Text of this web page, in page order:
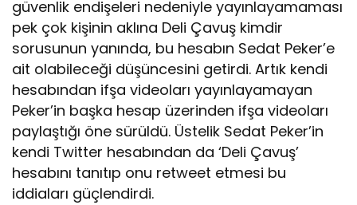
güvenlik endişeleri nedeniyle yayınlayamaması
pek çok kişinin aklına Deli Çavuş kimdir
sorusunun yanında, bu hesabın Sedat Peker’e
ait olabileceği düşüncesini getirdi. Artık kendi
hesabından ifşa videoları yayınlayamayan
Peker’in başka hesap üzerinden ifşa videoları
paylaştığı öne sürüldü. Üstelik Sedat Peker’in
kendi Twitter hesabından da ‘Deli Çavuş’
hesabını tanıtıp onu retweet etmesi bu
iddiaları güçlendirdi.